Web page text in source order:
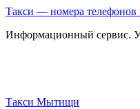
Такси — номера телефонов
Информационный сервис.
Такси Мытищи